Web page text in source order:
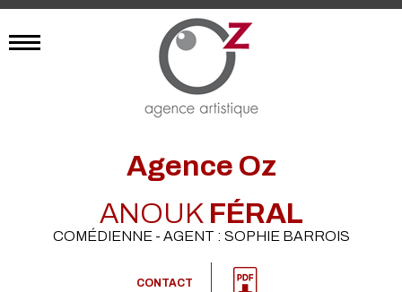
Agence Oz
ANOUKFÉRAL
COMÉDIENNE - AGENT : SOPHIE BARROIS
CONTACT